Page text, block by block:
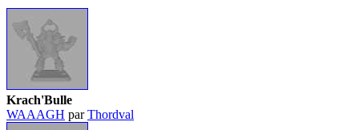
Krach'Bulle
WAAAGH parThordval